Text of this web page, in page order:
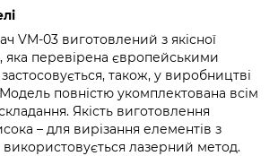
VM-03 виготовлений з якісної
перевірена європейськими
також, у виробництві
повністю укомплектована всім
Якість виготовлення
– для вирізання елементів з
лазерний метод.